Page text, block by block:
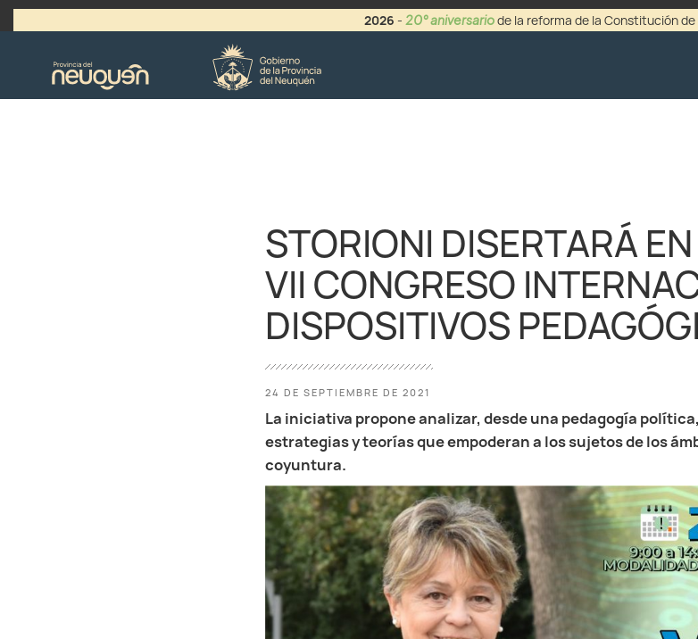
2026 - 20° aniversariode la reforma de la Constitución de
STORIONI DISERTARÁ
VII CONGRESO
DISPOSITIVOS
24 DE SEPTIEMBRE DE 2021
La iniciativa propone analizar, desde una pedagogía política,
estrategias y teorías que empoderan a los sujetos de los
coyuntura.